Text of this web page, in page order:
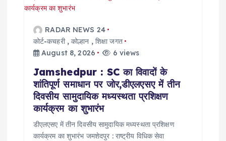
RADAR NEWS 24
कोर्ट-कचहरी,कोल्हान ,शिक्षा जगत
August 8, 2026
6 views
Jamshedpur : SC का विवादों के
शांतिपूर्ण समाधान पर जोर,डीएलएसए में तीन
दिवसीय सामुदायिक मध्यस्थता प्रशिक्षण
कार्यक्रम का शुभारंभ
डीएलएसए में तीन दिवसीय सामुदायिक मध्यस्थता प्रशिक्षण
कार्यक्रम का शुभारंभ जमशेदपुर : राष्ट्रीय विधिक सेवा